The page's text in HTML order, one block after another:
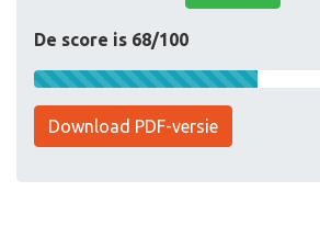
De score is 68/100
Download PDF-versie